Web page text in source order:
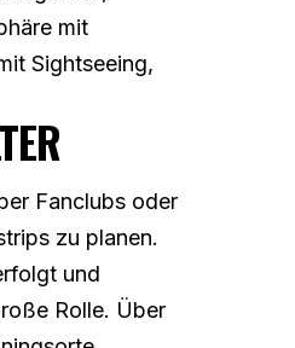
mit
Sightseeing,
Fanclubs oder
zu planen.
und
Rolle. Über